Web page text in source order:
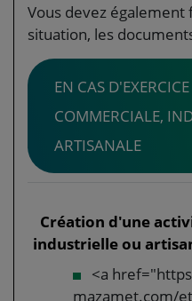
Vous devez
situation, les
EN CAS
COMMERCIALE,
ARTISANALE
Création d'une
industrielle ou
<a
mazamet.com/